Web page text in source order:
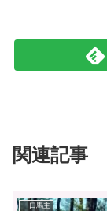
関連記事
一口馬主